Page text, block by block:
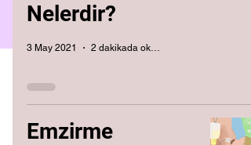
Nelerdir?
3 May 2021 2 dakikada okunur
Emzirme